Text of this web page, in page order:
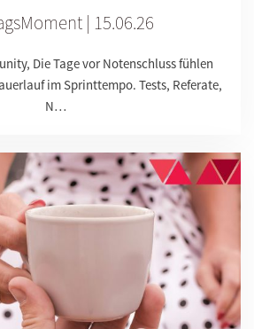
| 15.06.26
Die Tage vor Notenschluss fühlen
im Sprinttempo. Tests, Referate,
N…